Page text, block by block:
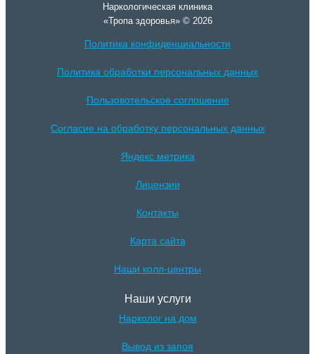
Наркологическая клиника
«Тропа здоровья» © 2026
Политика конфиденциальности
Политика обработки персональных данных
Пользовотельское соглошение
Согласие на обработку персональных данных
Яндекс метрика
Лицензии
Контакты
Карта сайта
Наши колл-центры
Наши услуги
Нарколог на дом
Вывод из запоя